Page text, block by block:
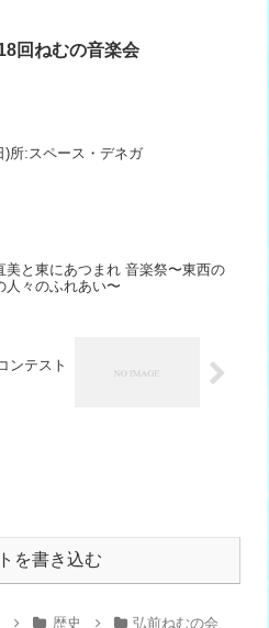
回ねむの音楽会
)所:スペース・デネガ
美と東にあつまれ 音楽祭〜東西の
人々のふれあい〜
ンテスト
を書き込む
歴史 弘前ねむの会